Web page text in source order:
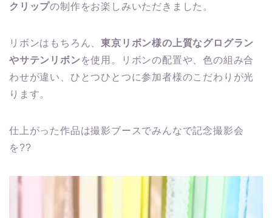
クリップの制作をお楽しみいただきました。
リボンはもちろん、東京リボン様の上質なグログラン
やサテンリボン を使用。リボンの配置や、色の組み合
わせが違い、ひとつひとつに参加者様のこだわりが光
ります。
仕上がった作品は撮影ブースでみんなで記念撮影会
を??